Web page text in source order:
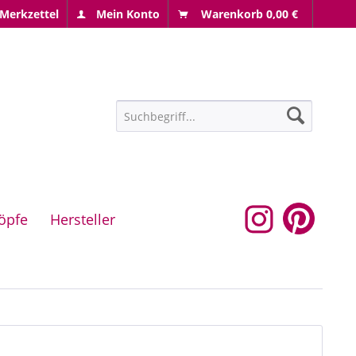
Merkzettel Mein Konto Warenkorb 0,00 €
Hersteller